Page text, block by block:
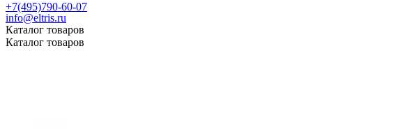
+7(495)790-60-07
info@eltris.ru
Каталог товаров
Каталог товаров